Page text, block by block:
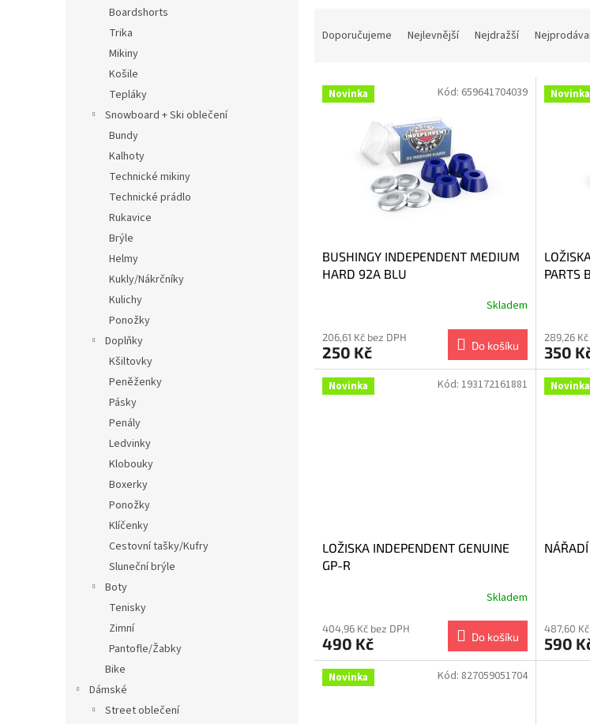
Boardshorts
Trika
Mikiny
Košile
Tepláky
Snowboard + Ski oblečení
Bundy
Kalhoty
Technické mikiny
Technické prádlo
Rukavice
Brýle
Helmy
Kukly/Nákrčníky
Kulichy
Ponožky
Doplňky
Kšiltovky
Peněženky
Pásky
Penály
Ledvinky
Klobouky
Boxerky
Ponožky
Klíčenky
Cestovní tašky/Kufry
Sluneční brýle
Boty
Tenisky
Zimní
Pantofle/Žabky
Bike
Dámské
Street oblečení
n
Doporučujeme Nejlevnější Nejdražší
V Novinka
BUSHINGY INDEPENDENT MEDIUM
HARD 92A BLU
Skladem
206,61 Kč bez DPH
250 Kč Do košíku
Kód: 659641704039 Novinka
PARTS
289,26
350
Novinka
LOŽISKA INDEPENDENT GENUINE
GP-R
Skladem
404,96 Kč bez DPH
490 Kč Do košíku
Kód: 193172161881 Novinka
487,60
590
Novinka Kód: 827059051704